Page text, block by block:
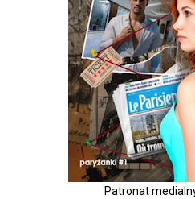
Patronat